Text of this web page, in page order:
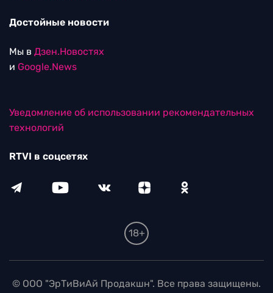
Достойные новости
Мы в Дзен.Новостях
и Google.News
Уведомление об использовании рекомендательных
технологий
RTVI в соцсетях
18+
© ООО "ЭрТиВиАй Продакшн". Все права защищены.